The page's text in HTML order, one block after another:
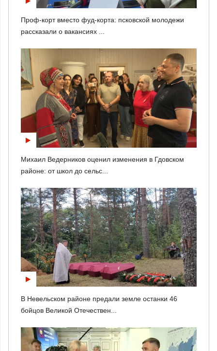
Проф-корт вместо фуд-корта: псковской молодежи
рассказали о вакансиях ...
Михаил Ведерников оценил изменения в Гдовском
районе: от школ до сельс...
В Невельском районе предали земле останки 46
бойцов Великой Отечествен...